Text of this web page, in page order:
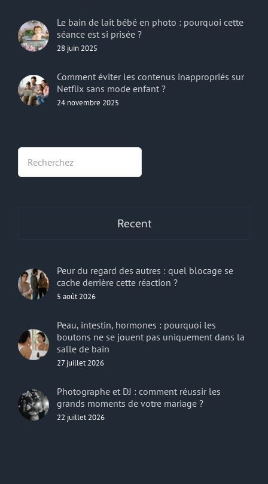
Le bain de lait bébé en photo : pourquoi cette
séance est si prisée ?
28 juin 2025
Comment éviter les contenus inappropriés sur
Netflix sans mode enfant ?
24 novembre 2025
Recent
Peur du regard des autres : quel blocage se
cache derrière cette réaction ?
5 août 2026
Peau, intestin, hormones : pourquoi les
boutons ne se jouent pas uniquement dans la
salle de bain
27 juillet 2026
Photographe et DJ : comment réussir les
grands moments de votre mariage ?
22 juillet 2026